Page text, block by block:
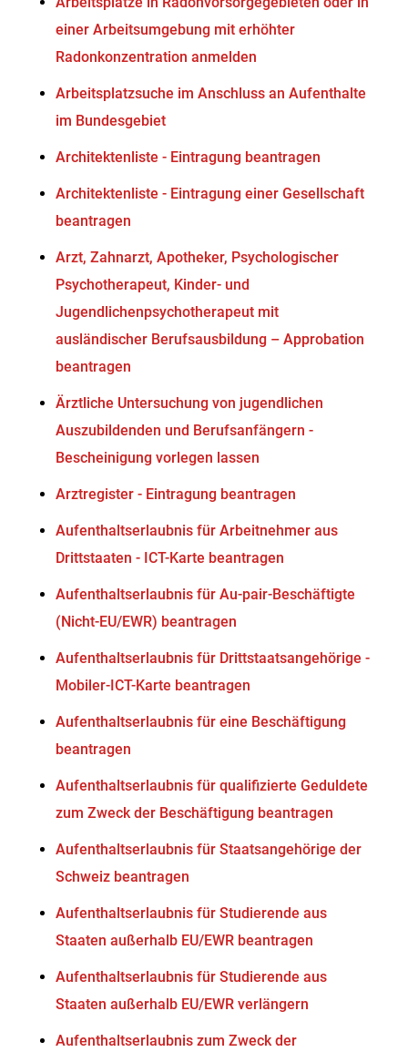
einer Arbeitsumgebung mit erhöhter
Radonkonzentration anmelden
Arbeitsplatzsuche im Anschluss an Aufenthalte
im Bundesgebiet
Architektenliste - Eintragung beantragen
Architektenliste - Eintragung einer Gesellschaft
beantragen
Arzt, Zahnarzt, Apotheker, Psychologischer
Psychotherapeut, Kinder- und
Jugendlichenpsychotherapeut mit
ausländischer Berufsausbildung – Approbation
beantragen
Ärztliche Untersuchung von jugendlichen
Auszubildenden und Berufsanfängern -
Bescheinigung vorlegen lassen
Arztregister - Eintragung beantragen
Aufenthaltserlaubnis für Arbeitnehmer aus
Drittstaaten - ICT-Karte beantragen
Aufenthaltserlaubnis für Au-pair-Beschäftigte
(Nicht-EU/EWR) beantragen
Aufenthaltserlaubnis für Drittstaatsangehörige -
Mobiler-ICT-Karte beantragen
Aufenthaltserlaubnis für eine Beschäftigung
beantragen
Aufenthaltserlaubnis für qualifizierte Geduldete
zum Zweck der Beschäftigung beantragen
Aufenthaltserlaubnis für Staatsangehörige der
Schweiz beantragen
Aufenthaltserlaubnis für Studierende aus
Staaten außerhalb EU/EWR beantragen
Aufenthaltserlaubnis für Studierende aus
Staaten außerhalb EU/EWR verlängern
Aufenthaltserlaubnis zum Zweck der